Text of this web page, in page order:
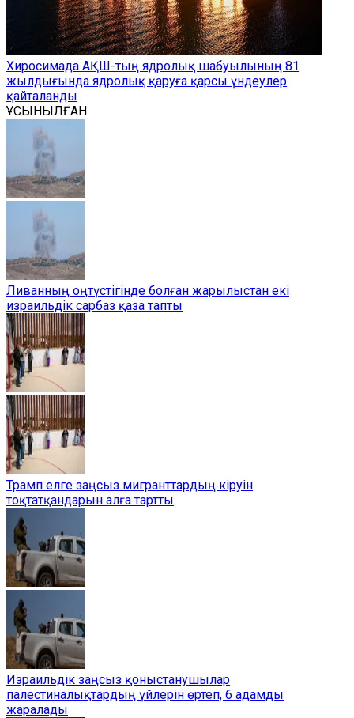
Хиросимада АҚШ-тың ядролық шабуылының 81
жылдығында ядролық қаруға қарсы үндеулер
қайталанды
ҰСЫНЫЛҒАН
Ливанның оңтүстігінде болған жарылыстан екі
израильдік сарбаз қаза тапты
Трамп елге заңсыз мигранттардың кіруін
тоқтатқандарын алға тартты
Израильдік заңсыз қоныстанушылар
палестиналықтардың үйлерін өртеп, 6 адамды
жаралады